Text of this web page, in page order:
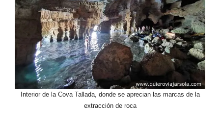
Interior de la Cova Tallada, donde se aprecian las marcas de la
extracción de roca